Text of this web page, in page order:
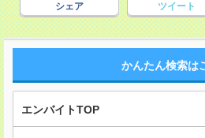
シェア ツイート
かんたん検索は
エンバイトTOP